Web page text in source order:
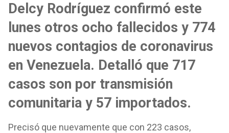
Delcy Rodríguez confirmó este
lunes otros ocho fallecidos y 774
nuevos contagios de coronavirus
en Venezuela. Detalló que 717
casos son por transmisión
comunitaria y 57 importados.
Precisó que nuevamente que con 223 casos,